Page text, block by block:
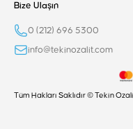
Bize Ulaşın
0 (212) 696 5300
info@tekinozalit.com
Tüm Hakları Saklıdır © Tekin